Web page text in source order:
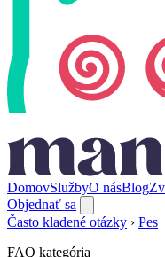
DomovSlužbyO násBlog
Objednať sa
Často kladené otázky › Pes
FAQ kategória